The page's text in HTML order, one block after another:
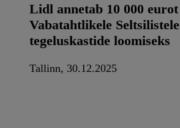
Lidl annetab 10 000 eurot
Vabatahtlikele Seltsilistele
tegeluskastide loomiseks
Tallinn, 30.12.2025